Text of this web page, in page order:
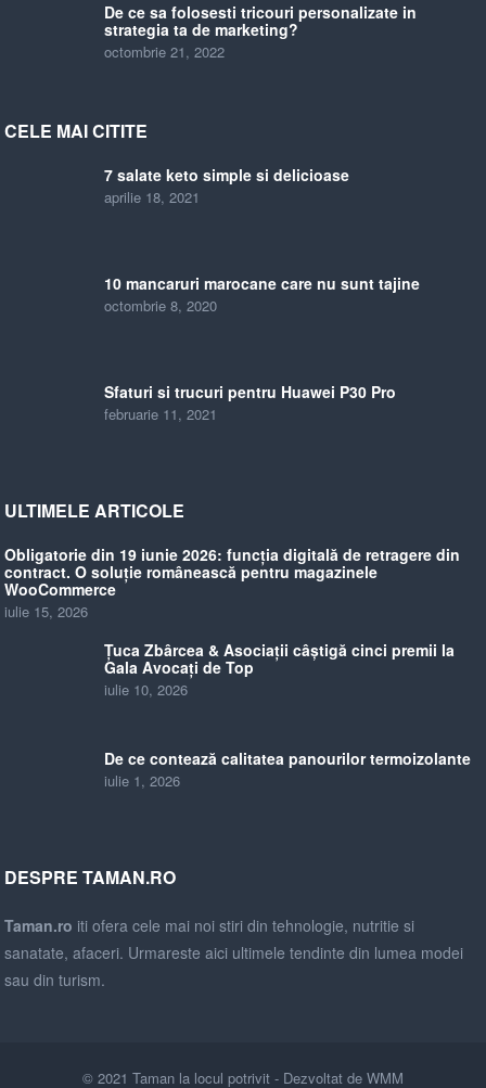
De ce sa folosesti tricouri personalizate in
strategia ta de marketing?
octombrie 21, 2022
CELE MAI CITITE
7 salate keto simple si delicioase
aprilie 18, 2021
10 mancaruri marocane care nu sunt tajine
octombrie 8, 2020
Sfaturi si trucuri pentru Huawei P30 Pro
februarie 11, 2021
ULTIMELE ARTICOLE
Obligatorie din 19 iunie 2026: funcția digitală de retragere din
contract. O soluție românească pentru magazinele
WooCommerce
iulie 15, 2026
Țuca Zbârcea & Asociații câștigă cinci premii la
Gala Avocați de Top
iulie 10, 2026
De ce contează calitatea panourilor termoizolante
iulie 1, 2026
DESPRE TAMAN.RO
Taman.ro iti ofera cele mai noi stiri din tehnologie, nutritie si
sanatate, afaceri. Urmareste aici ultimele tendinte din lumea modei
sau din turism.
© 2021 Taman la locul potrivit - Dezvoltat de WMM